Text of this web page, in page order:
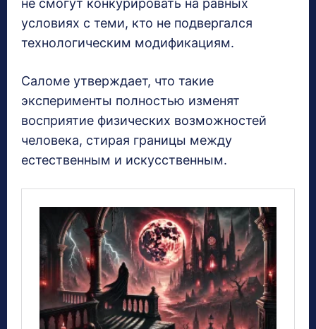
не смогут конкурировать на равных
условиях с теми, кто не подвергался
технологическим модификациям.
Саломе утверждает, что такие
эксперименты полностью изменят
восприятие физических возможностей
человека, стирая границы между
естественным и искусственным.